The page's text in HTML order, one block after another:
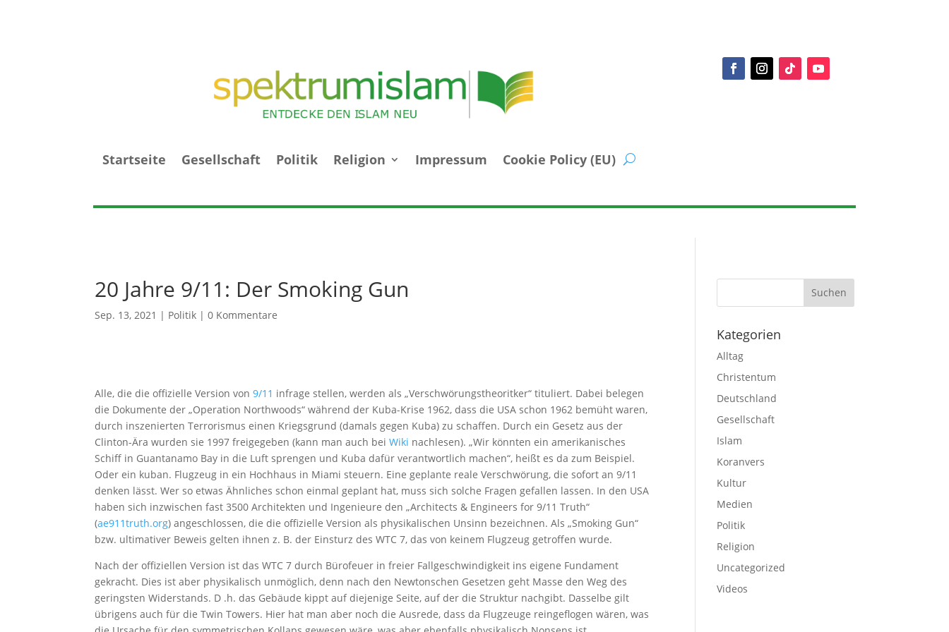
Startseite Gesellschaft Politik Religion Impressum Cookie Policy (EU)
20 Jahre 9/11: Der Smoking Gun
Sep. 13, 2021 | Politik |0 Kommentare
Alle, die die offizielle Version von9/11 infrage stellen, werden als „Verschwörungstheoritker“ tituliert. Dabei belegen
die Dokumente der „Operation Northwoods“ während der Kuba-Krise 1962, dass die USA schon 1962 bemüht waren,
durch inszenierten Terrorismus einen Kriegsgrund (damals gegen Kuba) zu schaffen. Durch ein Gesetz aus der
Clinton-Ära wurden sie 1997 freigegeben (kann man auch beiWiki nachlesen). „Wir könnten ein amerikanisches
Schiff in Guantanamo Bay in die Luft sprengen und Kuba dafür verantwortlich machen“, heißt es da zum Beispiel.
Oder ein kuban. Flugzeug in ein Hochhaus in Miami steuern. Eine geplante reale Verschwörung, die sofort an 9/11
denken lässt. Wer so etwas Ähnliches schon einmal geplant hat, muss sich solche Fragen gefallen lassen. In den USA
haben sich inzwischen fast 3500 Architekten und Ingenieure den „Architects & Engineers for 9/11 Truth“
(ae911truth.org) angeschlossen, die die offizielle Version als physikalischen Unsinn bezeichnen. Als „Smoking Gun“
bzw. ultimativer Beweis gelten ihnen z. B. der Einsturz des WTC 7, das von keinem Flugzeug getroffen wurde.
Nach der offiziellen Version ist das WTC 7 durch Bürofeuer in freier Fallgeschwindigkeit ins eigene Fundament
gekracht. Dies ist aber physikalisch unmöglich, denn nach den Newtonschen Gesetzen geht Masse den Weg des
geringsten Widerstands. D .h. das Gebäude kippt auf diejenige Seite, auf der die Struktur nachgibt. Dasselbe gilt
übrigens auch für die Twin Towers. Hier hat man aber noch die Ausrede, dass da Flugzeuge reingeflogen wären, was
Kategorien
Alltag
Christentum
Deutschland
Gesellschaft
Islam
Koranvers
Kultur
Medien
Politik
Religion
Uncategorized
Videos